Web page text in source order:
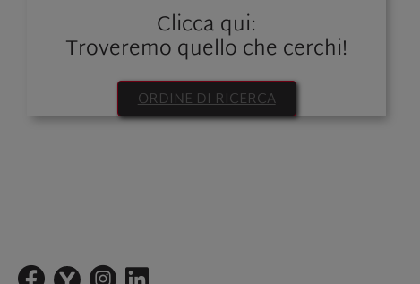
Clicca qui:
Troveremo quello che cerchi!
ORDINE DI RICERCA